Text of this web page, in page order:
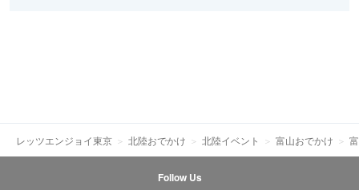
レッツエンジョイ東京 北陸おでかけ 北陸イベント 富山おでかけ
Follow Us